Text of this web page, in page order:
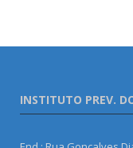
INSTITUTO PREV.